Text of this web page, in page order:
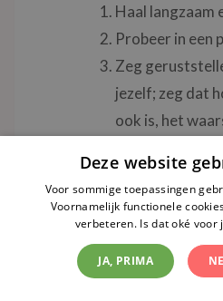
Haal langzaam
Probeer in een
Zeg
jezelf; zeg dat
ook is, het
Zeg tegen
ontspannen
Zoek iemand
bij kan staan
Denk niet dat je
Deze website
Voor sommige toepassingen
Voornamelijk functionele
verbeteren. Is dat oké voor
JA, PRIMA